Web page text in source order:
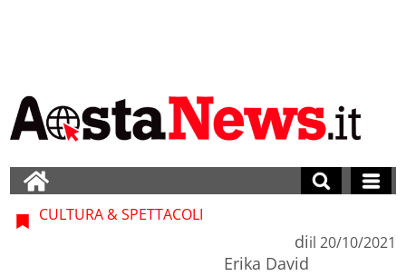
CULTURA & SPETTACOLI
di
Erika David
il 20/10/2021